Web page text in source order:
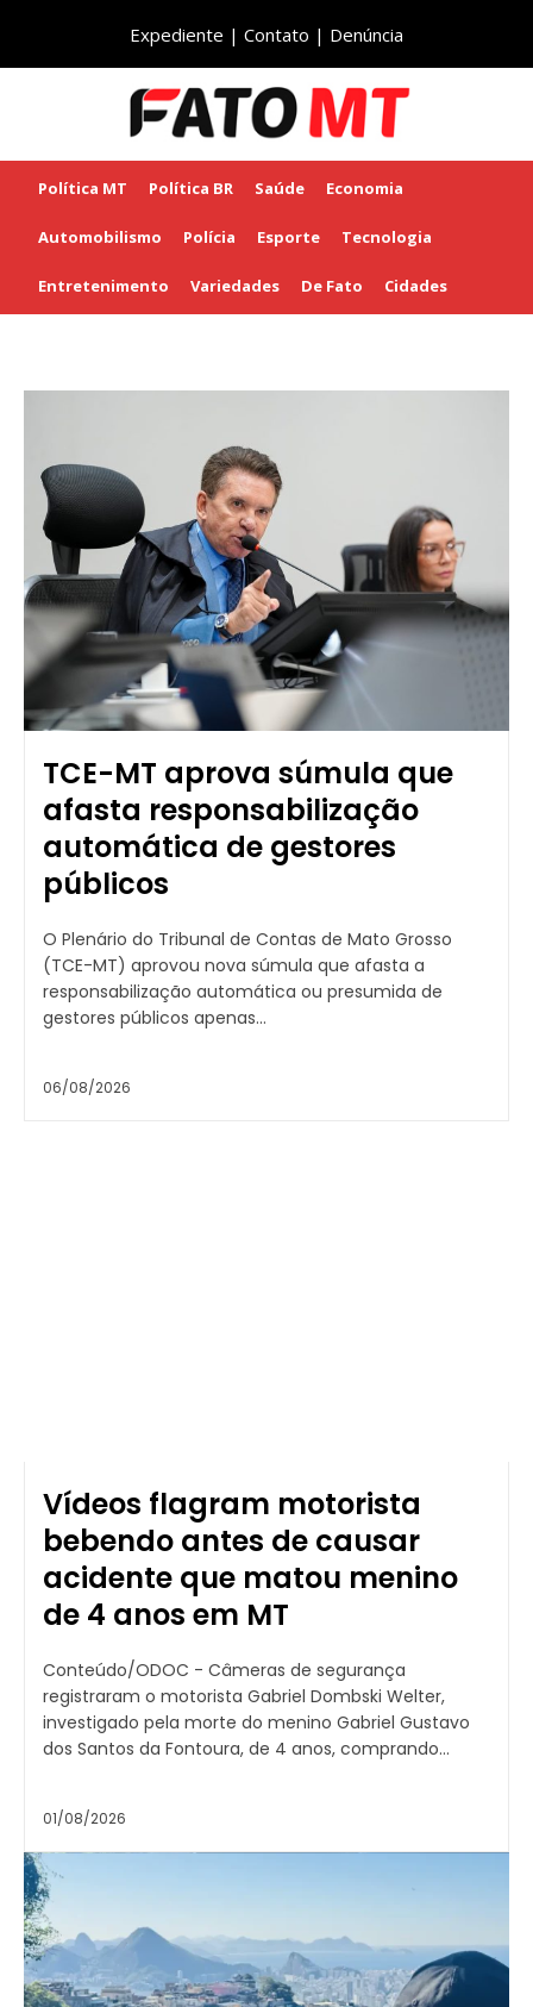
Expediente | Contato | Denúncia
Política MT Política BR Saúde Economia
Automobilismo Polícia Esporte Tecnologia
Entretenimento Variedades De Fato Cidades
TCE-MT aprova súmula que
afasta responsabilização
automática de gestores
públicos
O Plenário do Tribunal de Contas de Mato Grosso
(TCE-MT) aprovou nova súmula que afasta a
responsabilização automática ou presumida de
gestores públicos apenas...
06/08/2026
Vídeos flagram motorista
bebendo antes de causar
acidente que matou menino
de 4 anos em MT
Conteúdo/ODOC - Câmeras de segurança
registraram o motorista Gabriel Dombski Welter,
investigado pela morte do menino Gabriel Gustavo
dos Santos da Fontoura, de 4 anos, comprando...
01/08/2026